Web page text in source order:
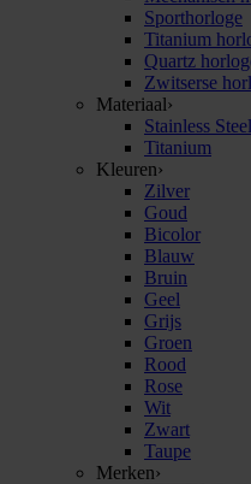
Sporthorloge
Titanium
Quartz
Zwitserse
Materiaal›
Stainless Steel
Titanium
Kleuren›
Zilver
Goud
Bicolor
Blauw
Bruin
Geel
Grijs
Groen
Rood
Rose
Wit
Zwart
Taupe
Merken›